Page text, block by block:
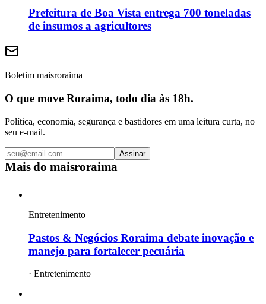
Prefeitura de Boa Vista entrega 700 toneladas
de insumos a agricultores
Boletim maisroraima
O que move Roraima, todo dia às 18h.
Política, economia, segurança e bastidores em uma leitura curta, no
seu e-mail.
Assinar
Mais do maisroraima
Entretenimento
Pastos & Negócios Roraima debate inovação e
manejo para fortalecer pecuária
· Entretenimento